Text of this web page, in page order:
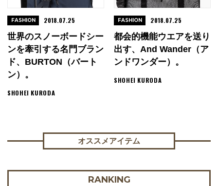
世界のスノーボードシー
ンを牽引する名門ブラン
ド、BURTON（バート
ン）。
SHOHEI KURODA
FASHION 2018.07.25
都会的機能ウエアを送り
出す、and Wander（ア
ンドワンダー）。
SHOHEI KURODA
FASHION 2018.07.25
オススメアイテム
RANKING